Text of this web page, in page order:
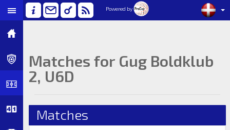
Powered by
Matches for Gug Boldklub
2, U6D
Matches